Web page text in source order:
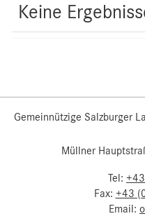
Keine
Gemeinnützige Salzburger
Müllner
Tel:
Fax: +43
Email: